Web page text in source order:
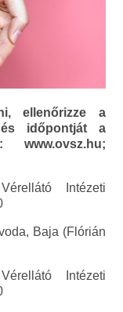
ellenőrizze a
és időpontját a
www.ovsz.hu;
Intézeti
Baja (Flórián
Intézeti